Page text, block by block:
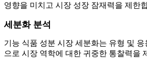
영향을 미치고 시장 성장 잠재력을 제한
세분화 분석
기능 식품 성분 시장 세분화는 유형 및
으로 시장 역학에 대한 귀중한 통찰력을